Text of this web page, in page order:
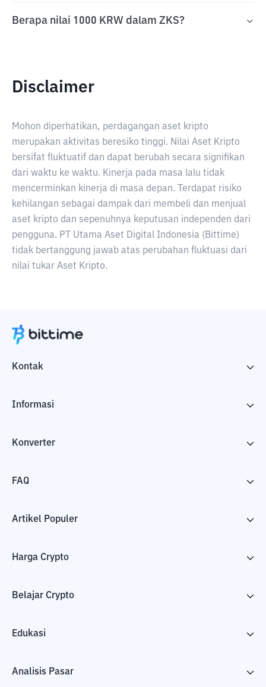
Berapa nilai 1000 KRW dalam ZKS?
Disclaimer
Mohon diperhatikan, perdagangan aset kripto
merupakan aktivitas beresiko tinggi. Nilai Aset Kripto
bersifat fluktuatif dan dapat berubah secara signifikan
dari waktu ke waktu. Kinerja pada masa lalu tidak
mencerminkan kinerja di masa depan. Terdapat risiko
kehilangan sebagai dampak dari membeli dan menjual
aset kripto dan sepenuhnya keputusan independen dari
pengguna. PT Utama Aset Digital Indonesia (Bittime)
tidak bertanggung jawab atas perubahan fluktuasi dari
nilai tukar Aset Kripto.
Kontak
Informasi
Konverter
FAQ
Artikel Populer
Harga Crypto
Belajar Crypto
Edukasi
Analisis Pasar